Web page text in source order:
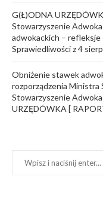
G(Ł)ODNA
Stowarzyszenie
adwokackich – refleksje
Sprawiedliwości z 4
Obniżenie stawek
rozporządzenia Ministra
Stowarzyszenie
URZĘDÓWKA [